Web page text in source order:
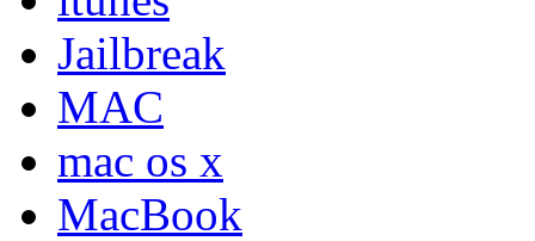
Jailbreak
MAC
mac os x
MacBook